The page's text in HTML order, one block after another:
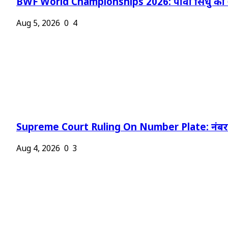
BWF World Championships 2026: पीवी सिंधु को
Aug 5, 2026 0 4
Supreme Court Ruling On Number Plate:
Aug 4, 2026 0 3